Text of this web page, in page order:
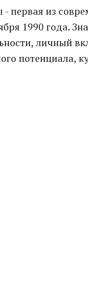
из
1990 года.
личный
потенциала,